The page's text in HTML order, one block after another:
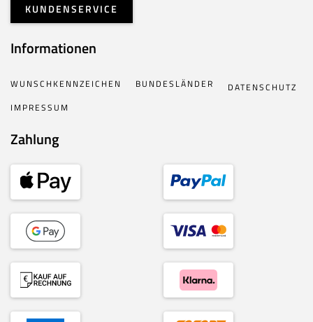
KUNDENSERVICE
Informationen
WUNSCHKENNZEICHEN BUNDESLÄNDER
DATENSCHUTZ
IMPRESSUM
Zahlung